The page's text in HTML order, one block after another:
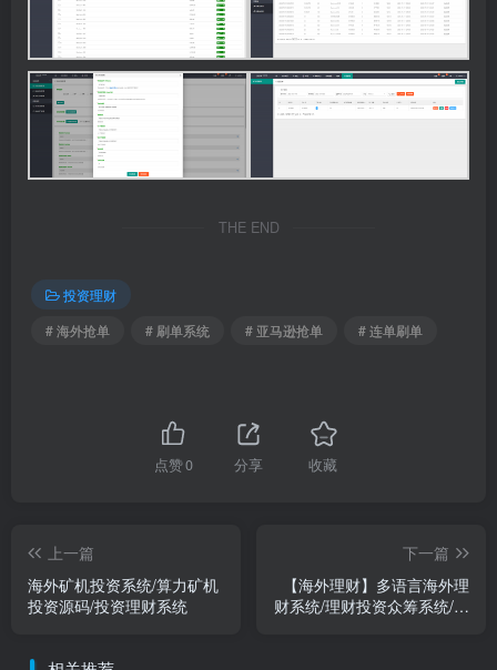
THE END
投资理财
# 海外抢单
# 刷单系统 # 亚马逊抢单 # 连单刷单
点赞0 分享 收藏
上一篇
海外矿机投资系统/算力矿机
投资源码/投资理财系统
下一篇
【海外理财】多语言海外理
财系统/理财投资众筹系统/前